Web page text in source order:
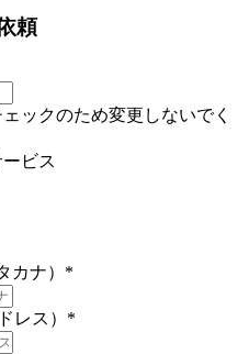
頼
ックのため変更しないでく
ビス
カナ） *
レス） *